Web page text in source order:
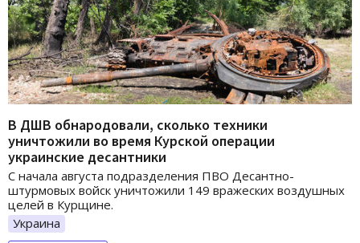
В ДШВ обнародовали, сколько техники
уничтожили во время Курской операции
украинские десантники
С начала августа подразделения ПВО Десантно-
штурмовых войск уничтожили 149 вражеских воздушных
целей в Курщине.
Украина